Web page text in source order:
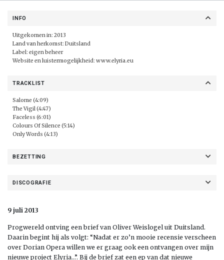
INFO
Uitgekomen in: 2013
Land van herkomst: Duitsland
Label: eigen beheer
Website en luistermogelijkheid: www.elyria.eu
TRACKLIST
Salome (4:09)
The Vigil (4:47)
Faceless (6:01)
Colours Of Silence (5:14)
Only Words (4:13)
BEZETTING
DISCOGRAFIE
9 juli 2013
Progwereld ontving een brief van Oliver Weislogel uit Duitsland.
Daarin begint hij als volgt: “Nadat er zo’n mooie recensie verscheen
over Dorian Opera willen we er graag ook een ontvangen over mijn
nieuwe project Elyria…”. Bij de brief zat een ep van dat nieuwe